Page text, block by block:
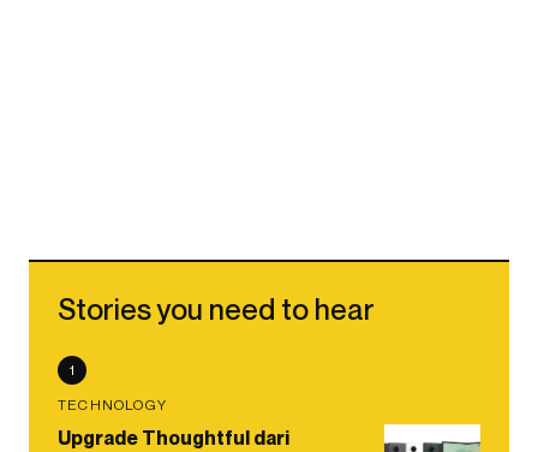
Stories you need to hear
1
TECHNOLOGY
Upgrade Thoughtful dari